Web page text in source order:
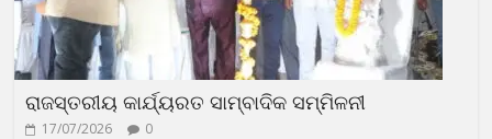
ରାଜସ୍ତରୀୟ କାର୍ଯ୍ୟରତ ସାମ୍ବାଦିକ ସମ୍ମିଳନୀ
17/07/2026 0